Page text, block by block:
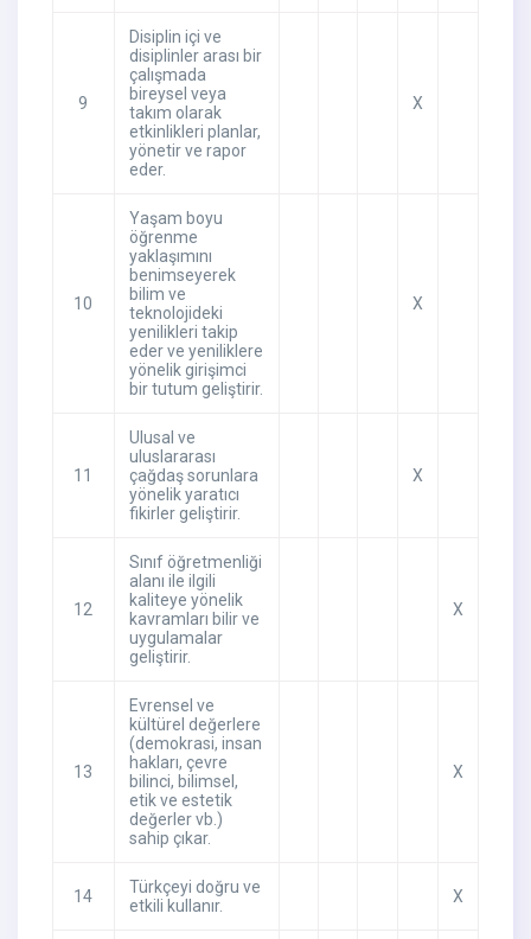
9
Disiplin içi ve
disiplinler arası bir
çalışmada
bireysel veya
takım olarak
etkinlikleri planlar,
yönetir ve rapor
eder.
X
10
Yaşam boyu
öğrenme
yaklaşımını
benimseyerek
bilim ve
teknolojideki
yenilikleri takip
eder ve yeniliklere
yönelik girişimci
bir tutum geliştirir.
X
11
Ulusal ve
uluslararası
çağdaş sorunlara
yönelik yaratıcı
fikirler geliştirir.
X
12
Sınıf öğretmenliği
alanı ile ilgili
kaliteye yönelik
kavramları bilir ve
uygulamalar
geliştirir.
X
13
Evrensel ve
kültürel değerlere
(demokrasi, insan
hakları, çevre
bilinci, bilimsel,
etik ve estetik
değerler vb.)
sahip çıkar.
X
14
Türkçeyi doğru ve
etkili kullanır.
X